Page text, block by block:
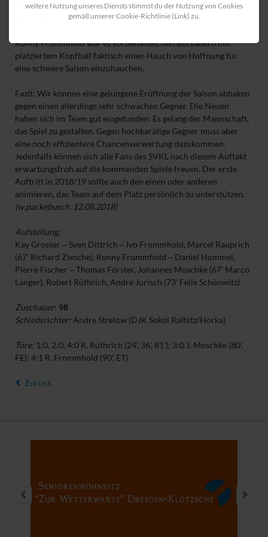
Patzer völlig frei vorm gegnerischen Keeper. Endlich nach rund
80 Minuten stellen Johannes Moschke und wiederum R.
Ronny Frommhold war es vorbehalten, den Burkauern mit
platziertem Kopfball faktisch einen Hauch von Hoffnung für
eine schwere Saison einzuhauchen.
Fazit: Wir können eine gelungene Eröffnung der Saison abhaken
gegen einen allerdings sehr schwachen Gegner. Die Neuen
haben sich im Team gut eingefunden. Es gelang der Mannschaft,
das Spiel zu gestalten. Gegen hochkarätige Gegner muss aber
eine noch effizientere Chancenverwertung dazukommen.
Jedenfalls können sich alle Fans des SVKL nach diesem Auftakt
erwartungsfroh auf die kommenden Spiele freuen. Der erste
Auftritt in 2018/19 sollte auch den einen oder anderen
animieren, das Team auf dem Platz persönlich zu unterstützen.
(w.packebusch, 12.08.2018)
Aufstellung:
Kay Grosser ‒ Sven Dittrich ‒ Ivo Frommhold, Marcel Rauprich
(67' Richard Ziesche), Ronny Frommhold ‒ Daniel Hommel,
Pierre Fischer ‒ Thomas Förster, Johannes Moschke (67' Marco
Langer), Robert Rüthrich, Andre Jurisch (73' Felix Schönwitz)
Zuschauer: 98
Schiedsrichter:Andre Strelow (DJK Sokol Ralbitz/Horka)
Tore:1:0, 2:0, 4:0 R. Rüthrich (24', 36', 81'); 3:0 J. Moschke (80',
FE); 4:1 R. Frommhold (90', ET)
Zurück
weitere Nutzung unseres Diensts stimmst du der Nutzung von Cookies
gemäß unserer Cookie-Richtlinie (Link) zu.